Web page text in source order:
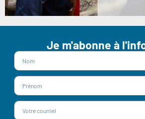
Je m'abonne à